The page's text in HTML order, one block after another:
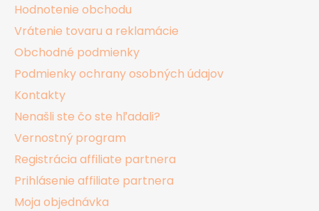
Hodnotenie obchodu
Vrátenie tovaru a reklamácie
Obchodné podmienky
Podmienky ochrany osobných údajov
Kontakty
Nenašli ste čo ste hľadali?
Vernostný program
Registrácia affiliate partnera
Prihlásenie affiliate partnera
Moja objednávka